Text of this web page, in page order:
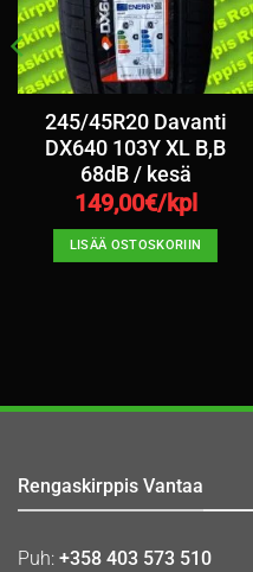
245/45R20 Davanti
DX640 103Y XL B,B
68dB / kesä
149,00€/kpl
LISÄÄ OSTOSKORIIN
Rengaskirppis Vantaa
Puh: +358 403 573 510